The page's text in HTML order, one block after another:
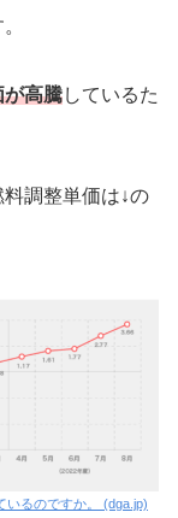
が高騰しているた
調整単価は↓の
いるのですか。 (dga.jp)